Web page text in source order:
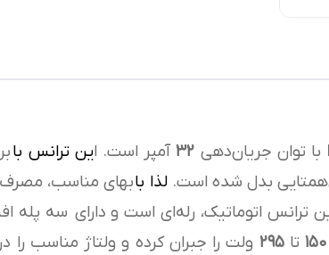
۳۲آمپر است. این ترانس با
بدل شده است. لذا بابهای مناسب،
ترانس اتوماتیک، رله‌ای است و دارای سه پله
۱۵۰تا۲۹۵ ولت را جبران کرده و ولتاژ مناسب